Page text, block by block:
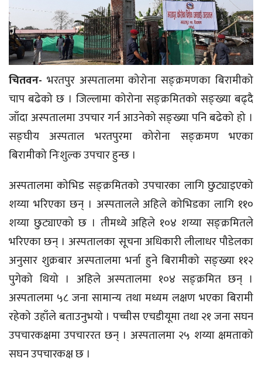
चितवन- भरतपुर अस्पतालमा कोरोना सङ्क्रमणका बिरामीको
चाप बढेको छ । जिल्लामा कोरोना सङ्क्रमितको सङ्ख्या बढ्दै
जाँदा अस्पतालमा उपचार गर्न आउनेको सङ्ख्या पनि बढेको हो ।
सङ्घीय अस्पताल भरतपुरमा कोरोना सङ्क्रमण भएका
बिरामीको निःशुल्क उपचार हुन्छ ।
अस्पतालमा कोभिड सङ्क्रमितको उपचारका लागि छुट्याइएको
शय्या भरिएका छन् । अस्पतालले अहिले कोभिडका लागि ११०
शय्या छुट्याएको छ । तीमध्ये अहिले १०४ शय्या सङ्क्रमितले
भरिएका छन् । अस्पतालका सूचना अधिकारी लीलाधर पौडेलका
अनुसार शुक्रबार अस्पतालमा भर्ना हुने बिरामीको सङ्ख्या ११२
पुगेको थियो । अहिले अस्पतालमा १०४ सङ्क्रमित छन् ।
अस्पतालमा ५८ जना सामान्य तथा मध्यम लक्षण भएका बिरामी
रहेको उहाँले बताउनुभयो । पच्चीस एचडीयूमा तथा २१ जना सघन
उपचारकक्षमा उपचाररत छन् । अस्पतालमा २५ शय्या क्षमताको
सघन उपचारकक्ष छ ।